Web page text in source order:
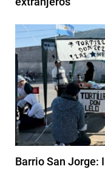
Barrio San Jorge: